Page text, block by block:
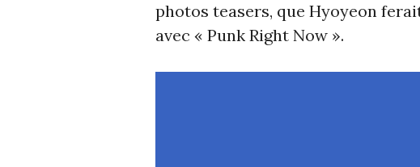
photos teasers, que Hyoyeon
avec « Punk Right Now ».